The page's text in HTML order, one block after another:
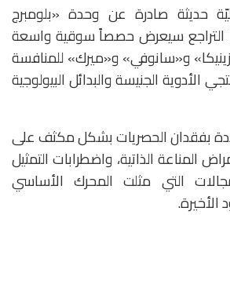
حديثة صادرة عن وحدة «بلومبرج
التراجع سيعرض حصصاً سوقية واسعة
و«سانوفي» و«ميرك» للمنافسة
الأدوية الجنيسة والبدائل البيولوجية
بفقدان الحصريات بشكل مكثف على
المناعة الذاتية، واضطرابات التمثيل
التي مثلت المحرك الأساسي
الأخيرة.